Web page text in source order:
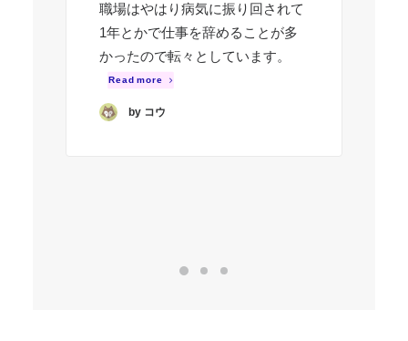
職場はやはり病気に振り回されて
1年とかで仕事を辞めることが多
かったので転々としています。
Read more
by コウ